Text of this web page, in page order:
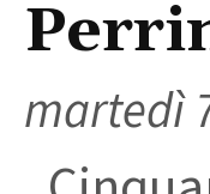
martedì